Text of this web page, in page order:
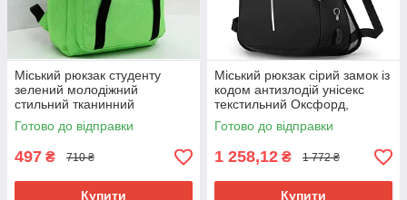
Міський рюкзак студенту
зелений молодіжний
стильний тканинний
текстильний з кишенею для
ноутбука
Готово до відправки
497 ₴ 710 ₴
Купити
Міський рюкзак сірий замок із
кодом антизлодій унісекс
текстильний Оксфорд,
непромокальний з USB-
антикражу
Готово до відправки
1 258,12 ₴ 1 772 ₴
Купити